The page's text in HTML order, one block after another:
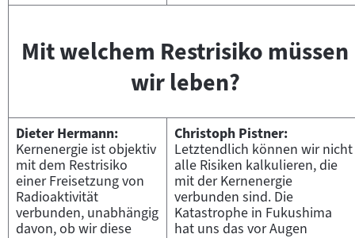
Mit welchem Restrisiko müssen
wir leben?
Dieter Hermann:
Kernenergie ist objektiv
mit dem Restrisiko
einer Freisetzung von
Radioaktivität
verbunden, unabhängig
davon, ob wir diese
Christoph Pistner:
Letztendlich können wir nicht
alle Risiken kalkulieren, die
mit der Kernenergie
verbunden sind. Die
Katastrophe in Fukushima
hat uns das vor Augen